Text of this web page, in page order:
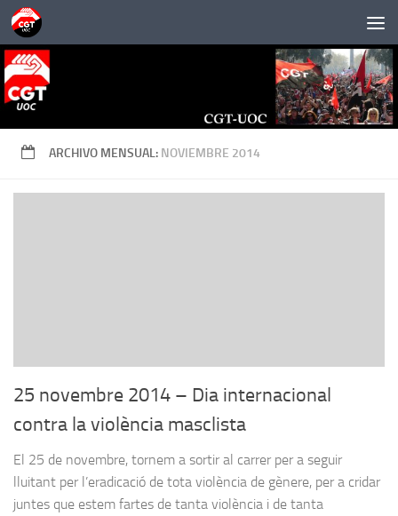
Saltar al contenido
ARCHIVO MENSUAL: NOVIEMBRE 2014
25 novembre 2014 – Dia internacional
contra la violència masclista
El 25 de novembre, tornem a sortir al carrer per a seguir
lluitant per l’eradicació de tota violència de gènere, per a cridar
juntes que estem fartes de tanta violència i de tanta